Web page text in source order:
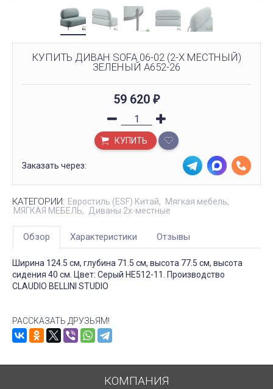
КУПИТЬ ДИВАН SOFA 06-02 (2-Х МЕСТНЫЙ)
ЗЕЛЕНЫЙ A652-26
59 620 ₽
КУПИТЬ
Заказать через:
КАТЕГОРИИ: Евростиль (ESF) Китай
Мягкая мебель
МЯГКАЯ МЕБЕЛЬ
Диваны 2х-местные
Обзор Характеристики Отзывы
Ширина 124.5 см, глубина 71.5 см, высота 77.5 см, высота
сидения 40 см. Цвет: Серый HE512-11. Производство
CLAUDIO BELLINI STUDIO
РАССКАЗАТЬ ДРУЗЬЯМ!
КОМПАНИЯ